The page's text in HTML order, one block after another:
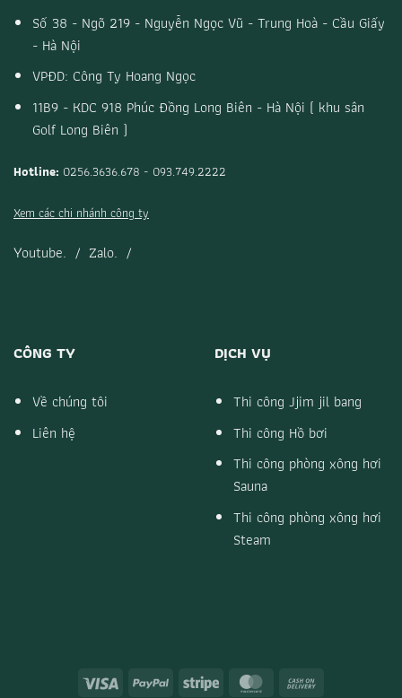
Số 38 - Ngõ 219 - Nguyễn Ngọc Vũ - Trung Hoà - Cầu Giấy
- Hà Nội
VPĐD: Công Ty Hoang Ngọc
11B9 - KDC 918 Phúc Đồng Long Biên - Hà Nội ( khu sân
Golf Long Biên )
Hotline: 0256.3636.678 - 093.749.2222
Xem các chi nhánh công ty
Youtube. / Zalo. /
CÔNG TY
Về chúng tôi
Liên hệ
DỊCH VỤ
Thi công Jjim jil bang
Thi công Hồ bơi
Thi công phòng xông hơi
Sauna
Thi công phòng xông hơi
Steam
Visa PayPal Stripe MasterCard